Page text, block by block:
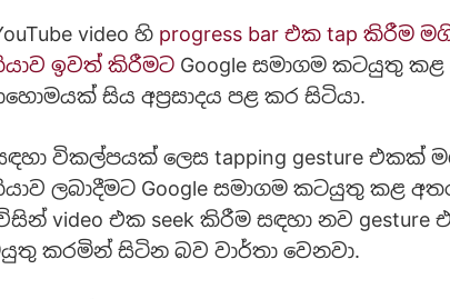
video හි progress bar එක tap කිරීම
ඉවත් කිරීමට Google සමාගම කටයුතු
සිය අප්‍රසාදය පළ කර සිටියා.
විකල්පයක් ලෙස tapping gesture එකක්
ලබාදීමට Google සමාගම කටයුතු කළ
video එක seek කිරීම සඳහා නව gesture
කරමින් සිටින බව වාර්තා වෙනවා.